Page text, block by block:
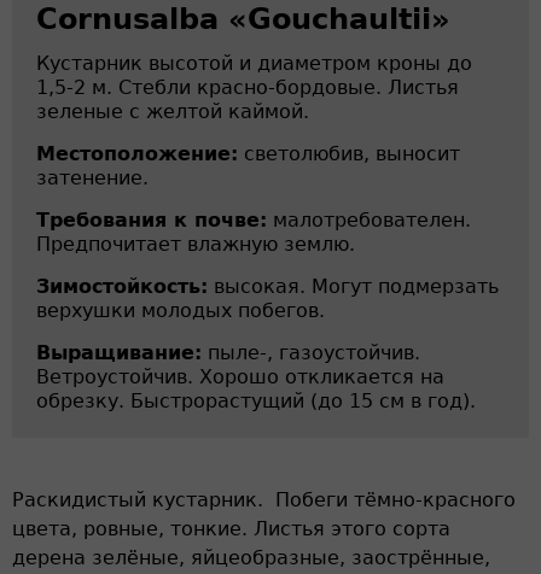
Cornusalba «Gouchaultii»
Кустарник высотой и диаметром кроны до
1,5-2 м. Стебли красно-бордовые. Листья
зеленые с желтой каймой.
Местоположение: светолюбив, выносит
затенение.
Требования к почве: малотребователен.
Предпочитает влажную землю.
Зимостойкость: высокая. Могут подмерзать
верхушки молодых побегов.
Выращивание: пыле-, газоустойчив.
Ветроустойчив. Хорошо откликается на
обрезку. Быстрорастущий (до 15 см в год).
Раскидистый кустарник. Побеги тёмно-красного
цвета, ровные, тонкие. Листья этого сорта
дерена зелёные, яйцеобразные, заострённые,